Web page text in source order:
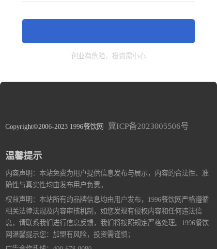
创业有危险，投资需小心
Copyright©2006-2023 1996餐饮网 冀ICP备2023005506号
温馨提示
内容声明：本站免费为用户提供信息发布与展示，内容的合法性、准
确性与真实性均由发布用户负责。
权益声明：本站所有的品牌信息均由用户发布，1996餐饮网严格遵循
相关法律法规及内容审核机制，如您发现有侵权内容和任何违法信
息，请联系我们进行信息反馈，我们将按照规定严格处理。1996餐饮
网温馨提示您：加盟有风险，投资需谨慎；